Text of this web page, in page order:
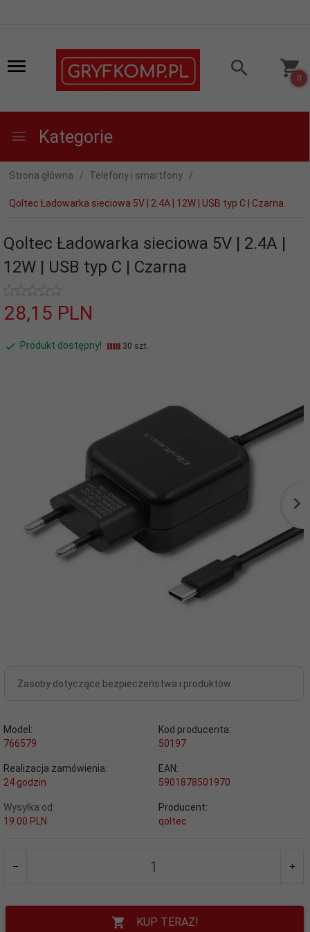
0
Kategorie
Strona główna Telefony i smartfony
Qoltec Ładowarka sieciowa 5V | 2.4A | 12W | USB typ C | Czarna
Qoltec Ładowarka sieciowa 5V | 2.4A |
12W | USB typ C | Czarna
28,15 PLN
Produkt dostępny! 30 szt.
Zasoby dotyczące bezpieczeństwa i produktów
Model:
766579
Kod producenta:
50197
Realizacja zamówienia:
24 godzin
EAN:
5901878501970
Wysyłka od:
19.00 PLN
Producent:
qoltec
KUP TERAZ!